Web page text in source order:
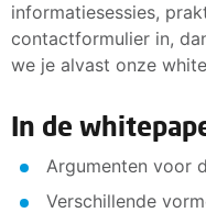
informatiesessies,
contactformulier in,
we je alvast onze
In de
Argumenten voor
Verschillende